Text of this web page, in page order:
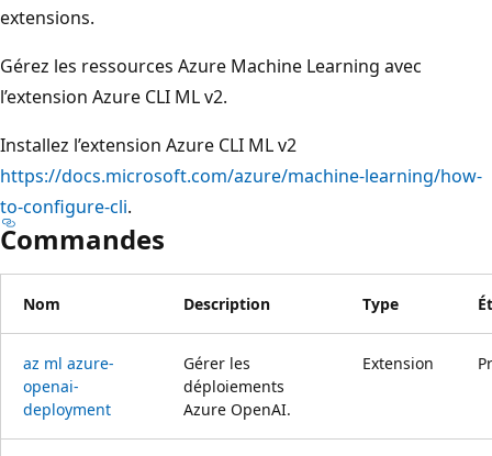
extensions.
Gérez les ressources Azure Machine Learning avec
l’extension Azure CLI ML v2.
Installez l’extension Azure CLI ML v2
https://docs.microsoft.com/azure/machine-learning/how-
to-configure-cli.
Commandes
Nom Description Type
az ml azure-
openai-
deployment
Gérer les
déploiements
Azure OpenAI.
Extension